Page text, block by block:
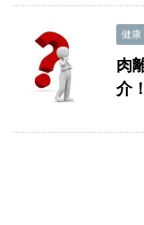
健康
肉
介